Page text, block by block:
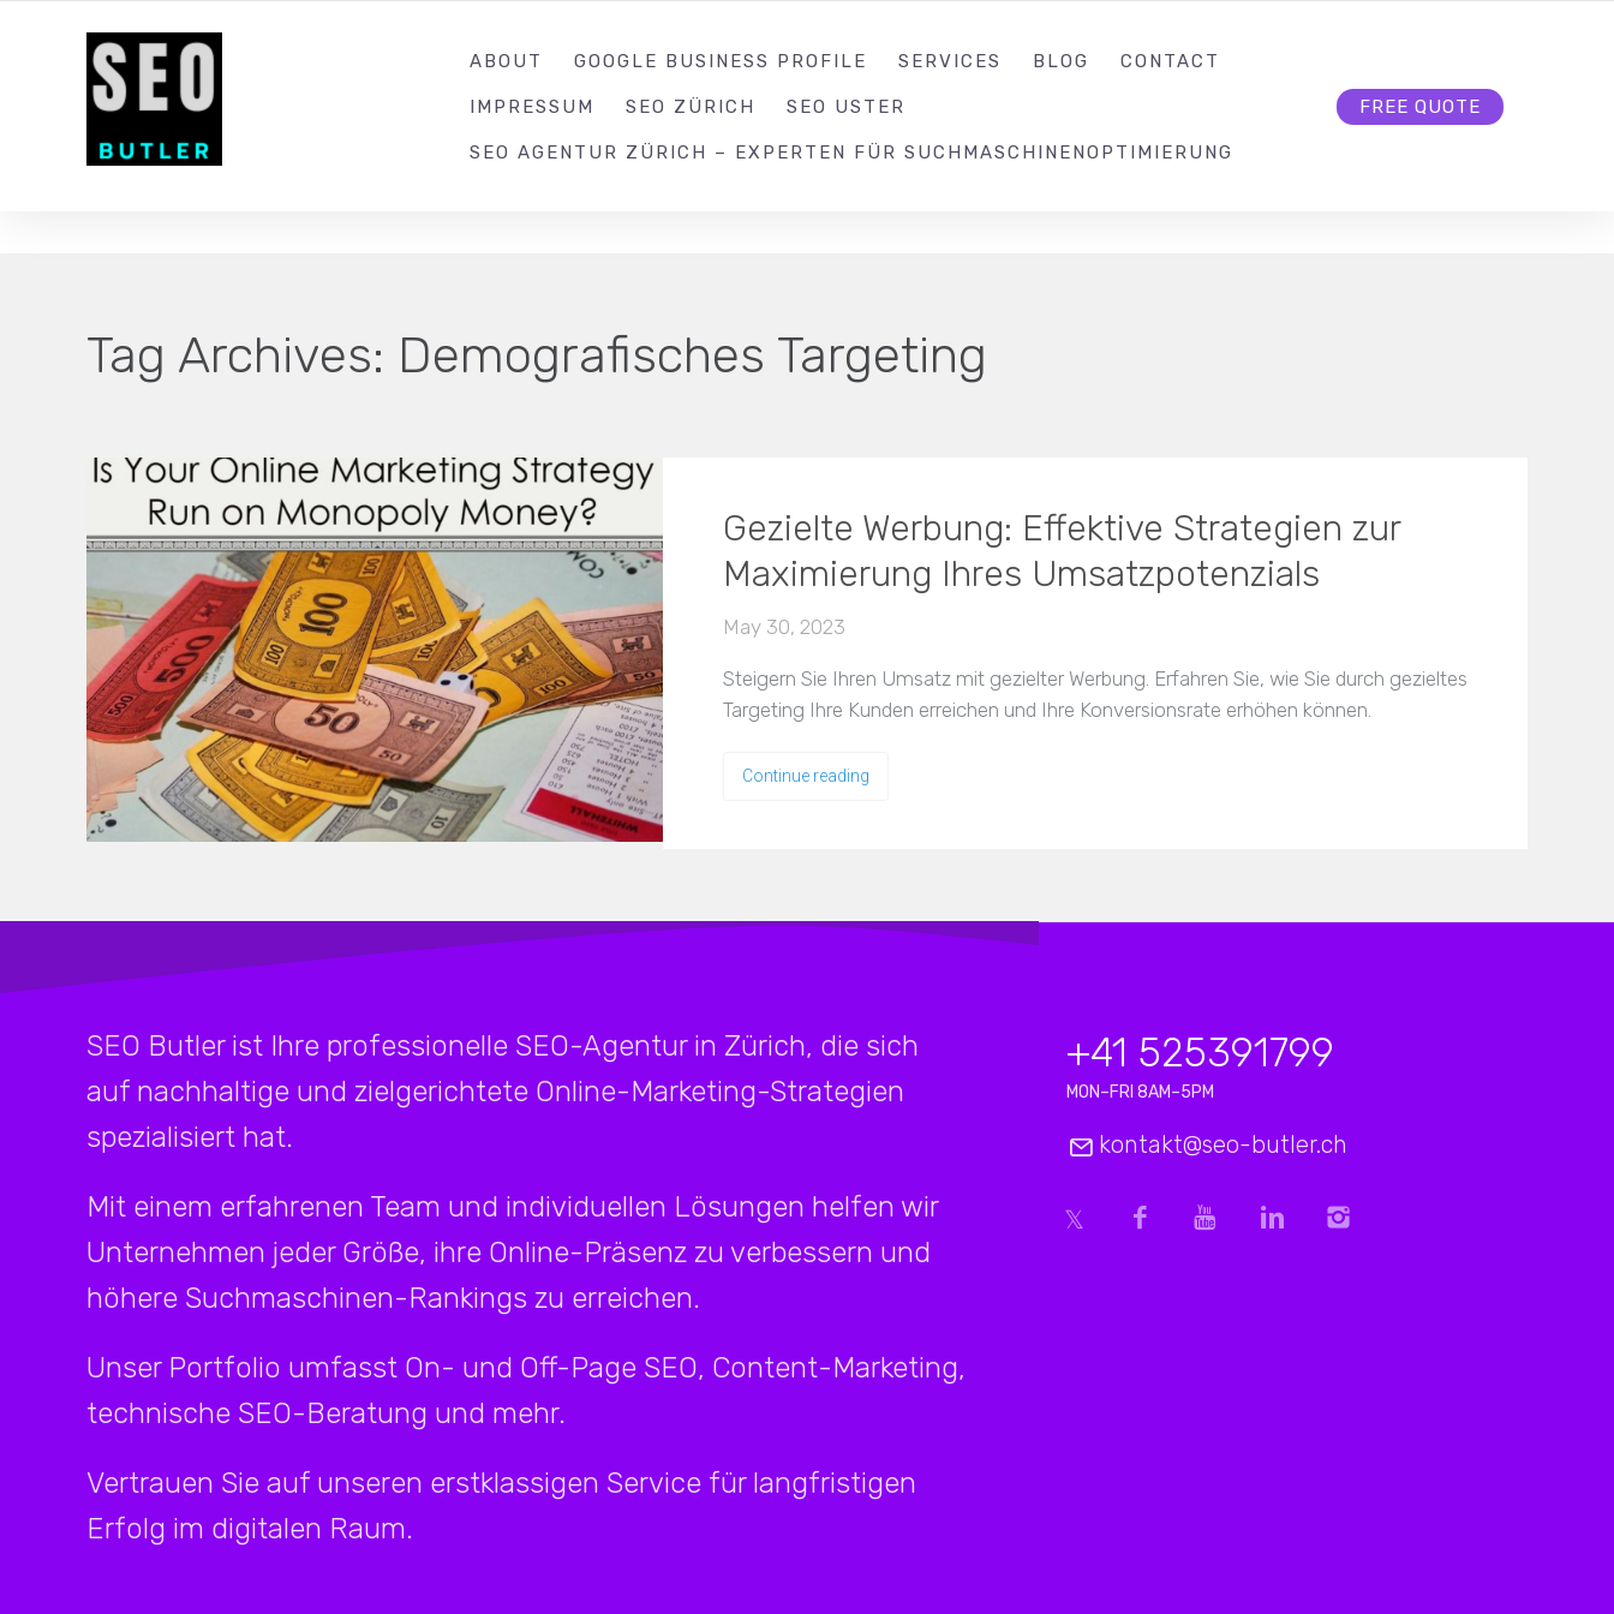
ABOUT GOOGLE BUSINESS PROFILE SERVICES BLOG CONTACT
IMPRESSUM SEO ZÜRICH SEO USTER
SEO AGENTUR ZÜRICH – EXPERTEN FÜR SUCHMASCHINENOPTIMIERUNG
FREE QUOTE
Tag Archives: Demografisches Targeting
Gezielte Werbung: Effektive Strategien zur
Maximierung Ihres Umsatzpotenzials
May 30, 2023
Steigern Sie Ihren Umsatz mit gezielter Werbung. Erfahren Sie, wie Sie durch gezieltes
Targeting Ihre Kunden erreichen und Ihre Konversionsrate erhöhen können.
Continue reading
SEO Butler ist Ihre professionelle SEO-Agentur in Zürich, die sich
auf nachhaltige und zielgerichtete Online-Marketing-Strategien
spezialisiert hat.
Mit einem erfahrenen Team und individuellen Lösungen helfen wir
Unternehmen jeder Größe, ihre Online-Präsenz zu verbessern und
höhere Suchmaschinen-Rankings zu erreichen.
Unser Portfolio umfasst On- und Off-Page SEO, Content-Marketing,
technische SEO-Beratung und mehr.
Vertrauen Sie auf unseren erstklassigen Service für langfristigen
Erfolg im digitalen Raum.
+41 525391799
MON–FRI 8AM–5PM
kontakt@seo-butler.ch